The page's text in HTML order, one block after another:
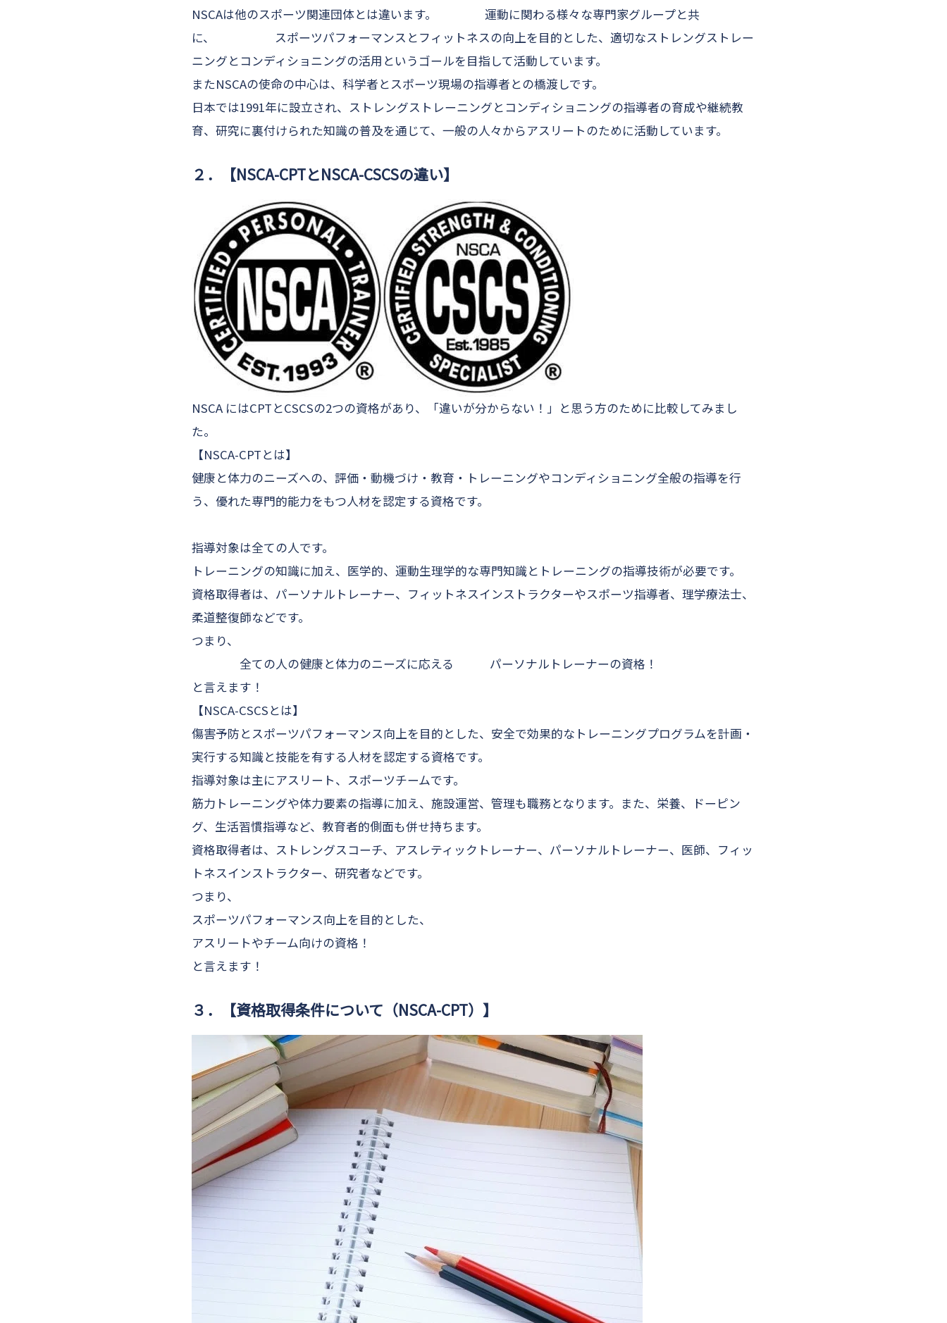
NSCAは他のスポーツ関連団体とは違います。 運動に関わる様々な専門家グループと共
に、 スポーツパフォーマンスとフィットネスの向上を目的とした、 適切なストレングストレー
ニングとコンディショニングの活用 というゴールを目指して活動しています。
またNSCAの使命の中心は、科学者とスポーツ現場の指導者との橋渡しです。
日本では1991年に設立され、ストレングストレーニングとコンディショニングの指導者の育成や継続教
育、研究に裏付けられた知識の普及を通じて、一般の人々からアスリートのために活動しています。
２．【NSCA-CPTとNSCA-CSCSの違い】
NSCA にはCPTとCSCSの2つの資格があり、「違いが分からない！」と思う方のために比較してみまし
た。
【NSCA-CPTとは】
健康と体力のニーズへの、評価・動機づけ・教育・トレーニングやコンディショニング全般の指導を行
う、 優れた専門的能力をもつ人材を認定する資格です。
指導対象は全ての人です。
トレーニングの知識に加え、医学的、運動生理学的な専門知識とトレーニングの指導技術が必要です。
資格取得者は、パーソナルトレーナー、フィットネスインストラクターやスポーツ指導者、理学療法士、
柔道整復師などです。
つまり、
全ての人の健康と体力のニーズに応える パーソナルトレーナーの資格！
と言えます！
【NSCA-CSCSとは】
傷害予防とスポーツパフォーマンス向上を目的とした、 安全で効果的なトレーニングプログラムを計画・
実行する知識と技能を有する人材を認定する資格です。
指導対象は主にアスリート、スポーツチームです。
筋力トレーニングや体力要素の指導に加え、施設運営、管理も職務となります。また、栄養、ドーピン
グ、生活習慣指導など、教育者的側面も併せ持ちます。
資格取得者は、ストレングスコーチ、アスレティックトレーナー、パーソナルトレーナー、医師、フィッ
トネスインストラクター、研究者などです。
つまり、
スポーツパフォーマンス向上を目的とした、
アスリートやチーム向けの資格！
と言えます！
３．【資格取得条件について（NSCA-CPT）】